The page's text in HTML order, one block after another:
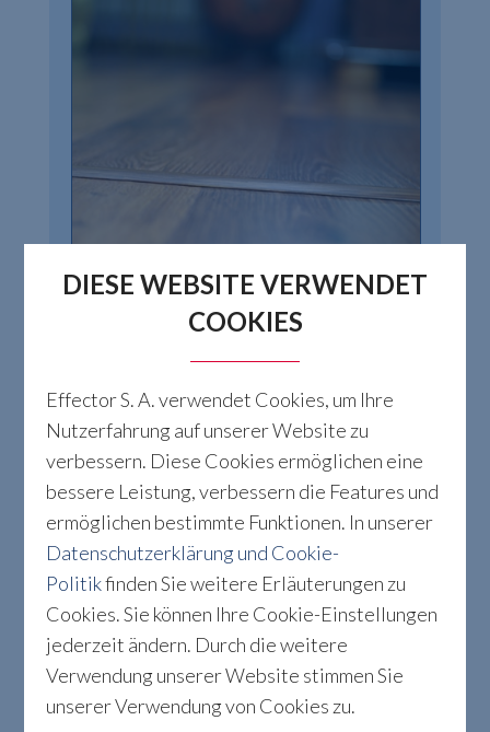
DIESE WEBSITE VERWENDET
COOKIES
Effector S. A. verwendet Cookies, um Ihre
Nutzerfahrung auf unserer Website zu
verbessern. Diese Cookies ermöglichen eine
bessere Leistung, verbessern die Features und
ermöglichen bestimmte Funktionen. In unserer
Datenschutzerklärung und Cookie-
Politikfinden Sie weitere Erläuterungen zu
Cookies. Sie können Ihre Cookie-Einstellungen
jederzeit ändern. Durch die weitere
Verwendung unserer Website stimmen Sie
unserer Verwendung von Cookies zu.